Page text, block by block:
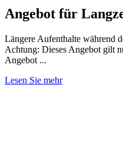
Angebot für
Längere Aufenthalte während
Achtung: Dieses Angebot gilt
Angebot ...
Lesen Sie mehr